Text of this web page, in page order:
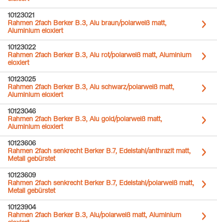
10123021
Rahmen 2fach Berker B.3, Alu braun/polarweiß matt,
Aluminium eloxiert
10123022
Rahmen 2fach Berker B.3, Alu rot/polarweiß matt, Aluminium
eloxiert
10123025
Rahmen 2fach Berker B.3, Alu schwarz/polarweiß matt,
Aluminium eloxiert
10123046
Rahmen 2fach Berker B.3, Alu gold/polarweiß matt,
Aluminium eloxiert
10123606
Rahmen 2fach senkrecht Berker B.7, Edelstahl/anthrazit matt,
Metall gebürstet
10123609
Rahmen 2fach senkrecht Berker B.7, Edelstahl/polarweiß matt,
Metall gebürstet
10123904
Rahmen 2fach Berker B.3, Alu/polarweiß matt, Aluminium